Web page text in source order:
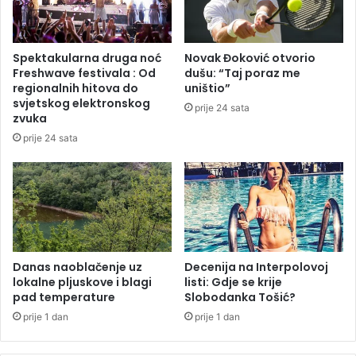
c
i
o
n
a
n
o
n
i
v
o
u
z
a
Z
a
p
p
o
n
o
B
o
i
s
N
i
k
o
l
ć
Spektakularna druga noć
Freshwave festivala : Od
regionalnih hitova do
svjetskog elektronskog
zvuka
prije 24 sata
Novak Đoković otvorio
dušu: “Taj poraz me
uništio”
prije 24 sata
Danas naoblačenje uz
lokalne pljuskove i blagi
pad temperature
prije 1 dan
Decenija na Interpolovoj
listi: Gdje se krije
Slobodanka Tošić?
prije 1 dan